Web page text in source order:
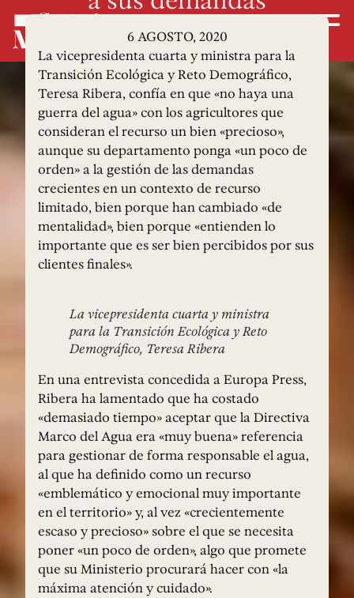
6 AGOSTO, 2020
La vicepresidenta cuarta y ministra para la
Transición Ecológica y Reto Demográfico,
Teresa Ribera, confía en que «no haya una
guerra del agua» con los agricultores que
consideran el recurso un bien «precioso»,
aunque su departamento ponga «un poco de
orden» a la gestión de las demandas
crecientes en un contexto de recurso
limitado, bien porque han cambiado «de
mentalidad», bien porque «entienden lo
importante que es ser bien percibidos por sus
clientes finales».
La vicepresidenta cuarta y ministra
para la Transición Ecológica y Reto
Demográfico, Teresa Ribera
En una entrevista concedida a Europa Press,
Ribera ha lamentado que ha costado
«demasiado tiempo» aceptar que la Directiva
Marco del Agua era «muy buena» referencia
para gestionar de forma responsable el agua,
al que ha definido como un recurso
«emblemático y emocional muy importante
en el territorio» y, al vez «crecientemente
escaso y precioso» sobre el que se necesita
poner «un poco de orden», algo que promete
que su Ministerio procurará hacer con «la
máxima atención y cuidado».